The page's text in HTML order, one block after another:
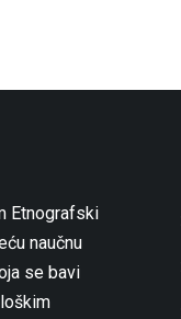
Etnografski
naučnu
se bavi